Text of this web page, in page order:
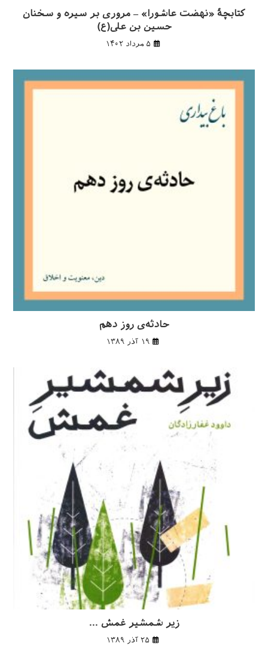
کتابچهٔ «نهضت عاشورا» – مروری بر سیره و سخنان
حسین بن علی(ع)
۵ مرداد ۱۴۰۲
حادثه‌ی روز دهم
۱۹ آذر ۱۳۸۹
زیر شمشیر غمش …
۲۵ آذر ۱۳۸۹